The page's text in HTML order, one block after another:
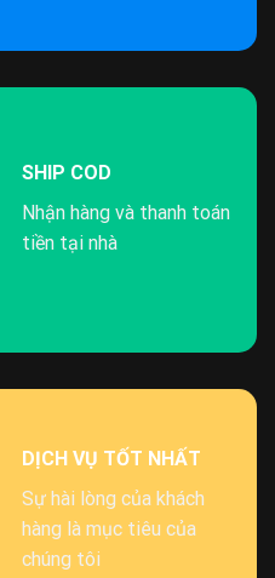
SHIP COD
Nhận hàng và thanh toán
tiền tại nhà
DỊCH VỤ TỐT NHẤT
Sự hài lòng của khách
hàng là mục tiêu của
chúng tôi